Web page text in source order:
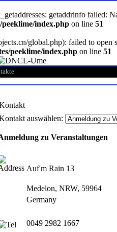
getaddrinfo failed:
peeklime/index.php on line 51
global.php): failed to
peeklime/index.php on line 51
auswählen:
zu Veranstaltungen
Auf'm Rain 13
Medelon, NRW, 59964
Germany
0049 2982 1667